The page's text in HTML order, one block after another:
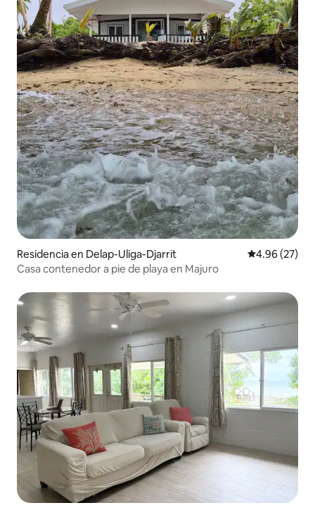
Residencia en Delap-Uliga-Djarrit Calificación
4.96 (27)
Casa contenedor a pie de playa en Majuro